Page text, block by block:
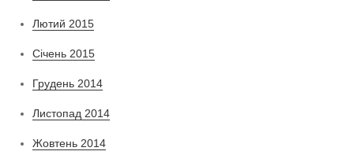
Лютий 2015
Січень 2015
Грудень 2014
Листопад 2014
Жовтень 2014